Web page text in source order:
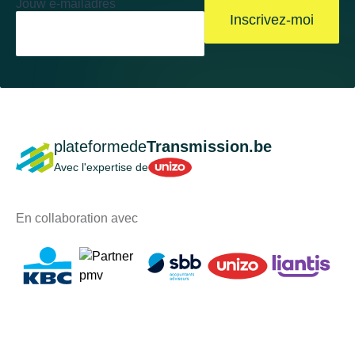
Jouw e-mailadres
Inscrivez-moi
plateformedeTransmission.be
Avec l'expertise deUnizo
En collaboration avec